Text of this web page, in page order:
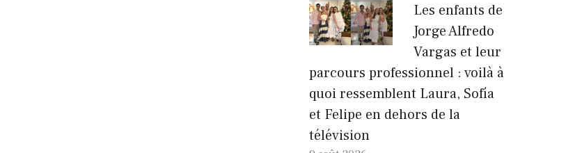
Les enfants de
Jorge Alfredo
Vargas et leur
parcours professionnel : voilà à
quoi ressemblent Laura, Sofía
et Felipe en dehors de la
télévision